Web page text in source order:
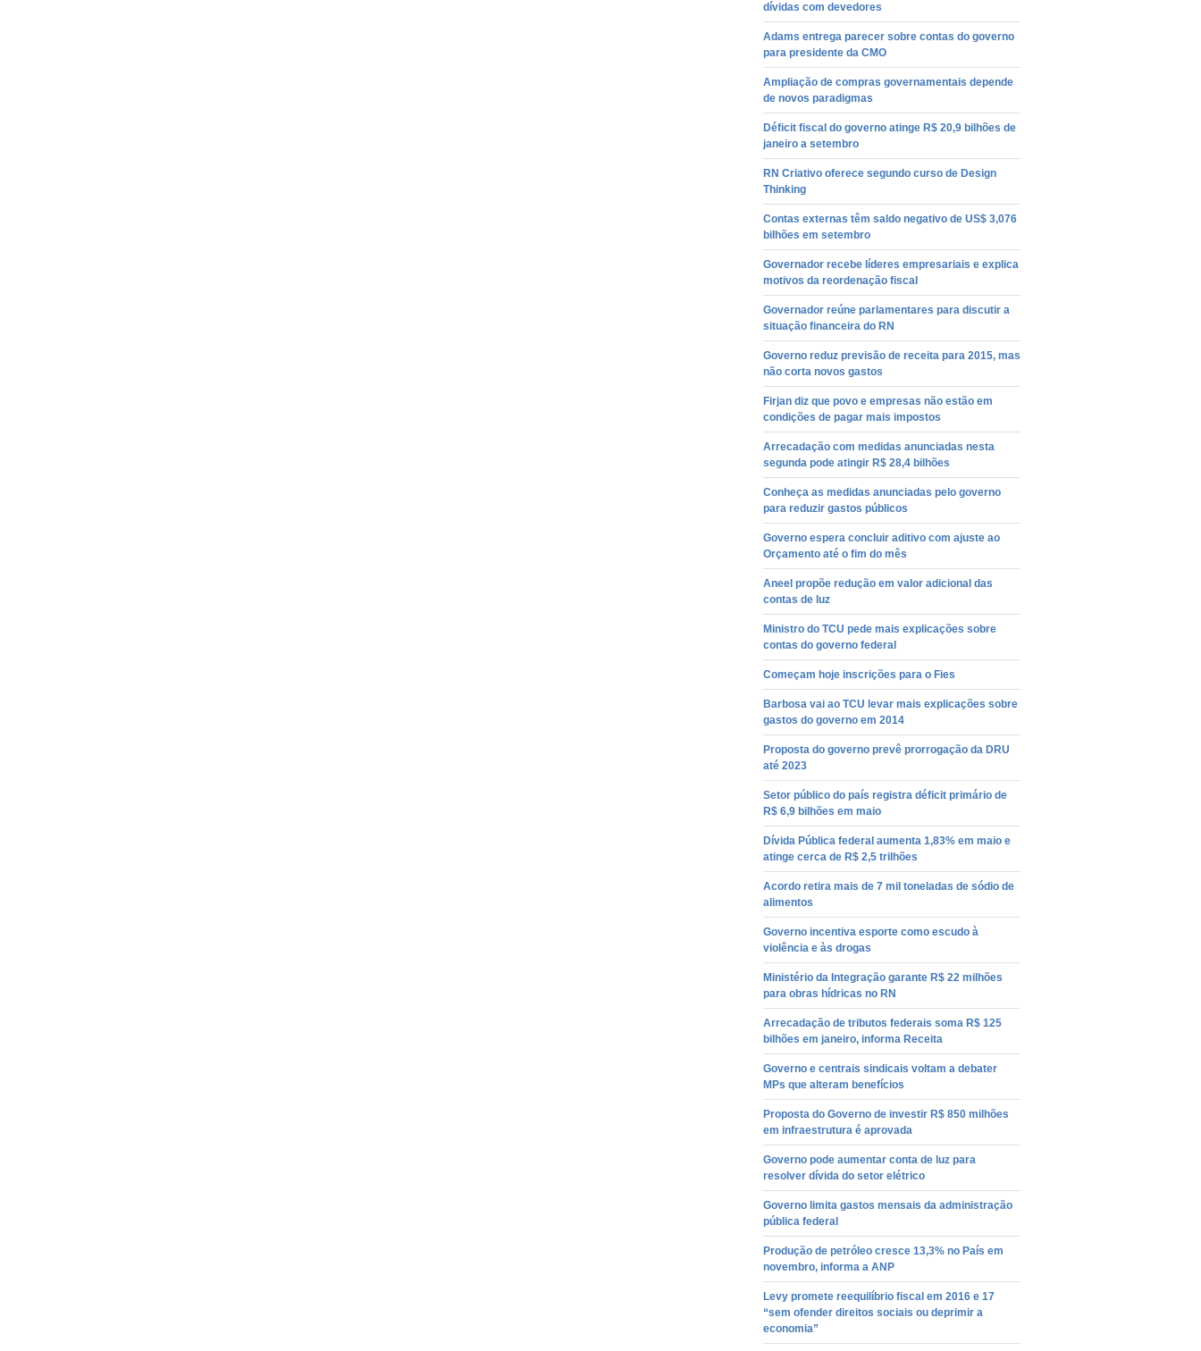
dívidas com devedores
Adams entrega parecer sobre contas do governo
para presidente da CMO
Ampliação de compras governamentais depende
de novos paradigmas
Déficit fiscal do governo atinge R$ 20,9 bilhões de
janeiro a setembro
RN Criativo oferece segundo curso de Design
Thinking
Contas externas têm saldo negativo de US$ 3,076
bilhões em setembro
Governador recebe líderes empresariais e explica
motivos da reordenação fiscal
Governador reúne parlamentares para discutir a
situação financeira do RN
Governo reduz previsão de receita para 2015, mas
não corta novos gastos
Firjan diz que povo e empresas não estão em
condições de pagar mais impostos
Arrecadação com medidas anunciadas nesta
segunda pode atingir R$ 28,4 bilhões
Conheça as medidas anunciadas pelo governo
para reduzir gastos públicos
Governo espera concluir aditivo com ajuste ao
Orçamento até o fim do mês
Aneel propõe redução em valor adicional das
contas de luz
Ministro do TCU pede mais explicações sobre
contas do governo federal
Começam hoje inscrições para o Fies
Barbosa vai ao TCU levar mais explicações sobre
gastos do governo em 2014
Proposta do governo prevê prorrogação da DRU
até 2023
Setor público do país registra déficit primário de
R$ 6,9 bilhões em maio
Dívida Pública federal aumenta 1,83% em maio e
atinge cerca de R$ 2,5 trilhões
Acordo retira mais de 7 mil toneladas de sódio de
alimentos
Governo incentiva esporte como escudo à
violência e às drogas
Ministério da Integração garante R$ 22 milhões
para obras hídricas no RN
Arrecadação de tributos federais soma R$ 125
bilhões em janeiro, informa Receita
Governo e centrais sindicais voltam a debater
MPs que alteram benefícios
Proposta do Governo de investir R$ 850 milhões
em infraestrutura é aprovada
Governo pode aumentar conta de luz para
resolver dívida do setor elétrico
Governo limita gastos mensais da administração
pública federal
Produção de petróleo cresce 13,3% no País em
novembro, informa a ANP
Levy promete reequilíbrio fiscal em 2016 e 17
“sem ofender direitos sociais ou deprimir a
economia”